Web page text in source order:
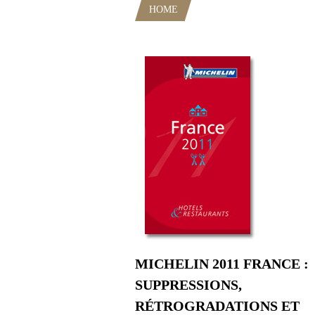
HOME
MICHELIN 2011 FRANCE :
SUPPRESSIONS,
RÉTROGRADATIONS ET